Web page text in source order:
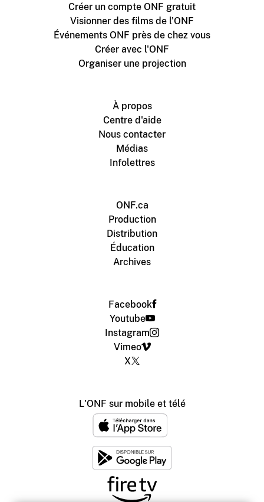
Créer un compte ONF gratuit
Visionner des films de l'ONF
Événements ONF près de chez vous
Créer avec l'ONF
Organiser une projection
À propos
Centre d'aide
Nous contacter
Médias
Infolettres
ONF.ca
Production
Distribution
Éducation
Archives
Facebook
Youtube
Instagram
Vimeo
X
L'ONF sur mobile et télé